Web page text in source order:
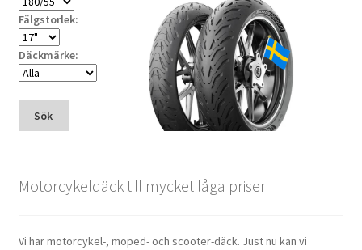
Fälgstorlek:
Däckmärke:
Sök
Motorcykeldäck till mycket låga priser
Vi har motorcykel-, moped- och scooter-däck. Just nu kan vi